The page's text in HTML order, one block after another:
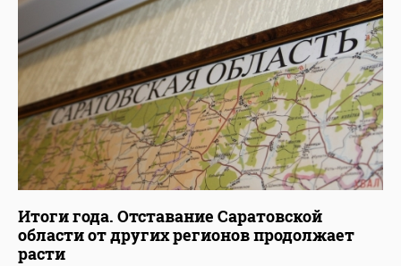
Итоги года. Отставание Саратовской
области от других регионов продолжает
расти